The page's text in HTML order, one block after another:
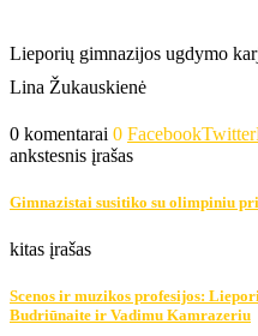
Lieporių gimnazijos ugdymo
Lina Žukauskienė
0 komentarai 0 FacebookTwitter
ankstesnis įrašas
Gimnazistai susitiko su olimpiniu
kitas įrašas
Scenos ir muzikos profesijos:
Budriūnaite ir Vadimu Kamrazeriu